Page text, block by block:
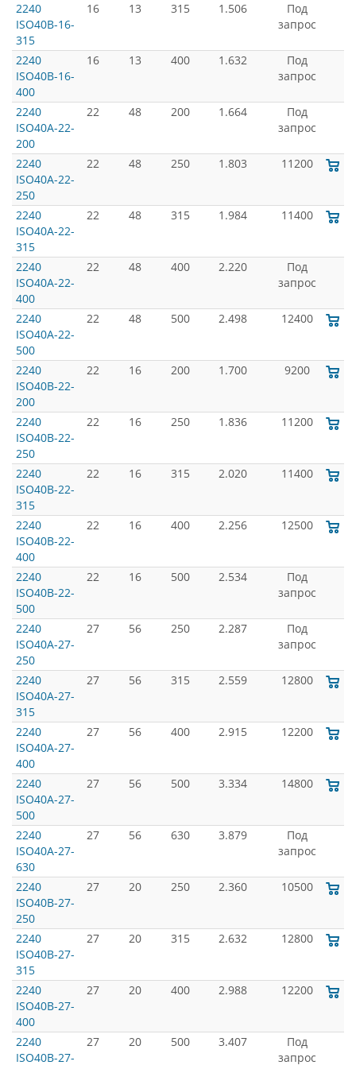
2240
ISO40B-16-
315
16 13 315 1.506
Под
запрос
2240
ISO40B-16-
400
16 13 400 1.632
Под
запрос
2240
ISO40A-22-
200
22 48 200 1.664
Под
запрос
2240
ISO40A-22-
250
22 48 250 1.803 11200
2240
ISO40A-22-
315
22 48 315 1.984 11400
2240
ISO40A-22-
400
22 48 400 2.220
Под
запрос
2240
ISO40A-22-
500
22 48 500 2.498 12400
2240
ISO40B-22-
200
22 16 200 1.700 9200
2240
ISO40B-22-
250
22 16 250 1.836 11200
2240
ISO40B-22-
315
22 16 315 2.020 11400
2240
ISO40B-22-
400
22 16 400 2.256 12500
2240
ISO40B-22-
500
22 16 500 2.534
Под
запрос
2240
ISO40A-27-
250
27 56 250 2.287
Под
запрос
2240
ISO40A-27-
315
27 56 315 2.559 12800
2240
ISO40A-27-
400
27 56 400 2.915 12200
2240
ISO40A-27-
500
27 56 500 3.334 14800
2240
ISO40A-27-
630
27 56 630 3.879
Под
запрос
2240
ISO40B-27-
250
27 20 250 2.360 10500
2240
ISO40B-27-
315
27 20 315 2.632 12800
2240
ISO40B-27-
400
27 20 400 2.988 12200
2240
ISO40B-27-
27 20 500 3.407
Под
запрос